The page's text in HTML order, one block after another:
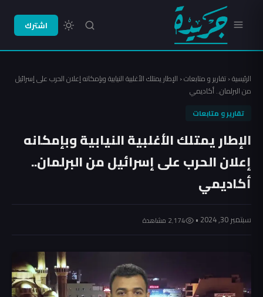
اشترك
الرئيسية‹تقارير و متابعات‹ الإطار يمتلك الأغلبية النيابية وبإمكانه إعلان الحرب على إسرائيل
من البرلمان.. أكاديمي
تقارير و متابعات
الإطار يمتلك الأغلبية النيابية وبإمكانه
إعلان الحرب على إسرائيل من البرلمان..
أكاديمي
سبتمبر 30, 2024 • 2٬174 مشاهدة